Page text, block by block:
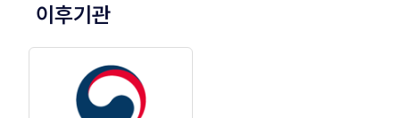
이후기관